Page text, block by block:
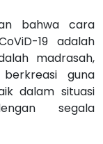
bahwa cara
19 adalah
madrasah,
guna
dalam situasi
segala